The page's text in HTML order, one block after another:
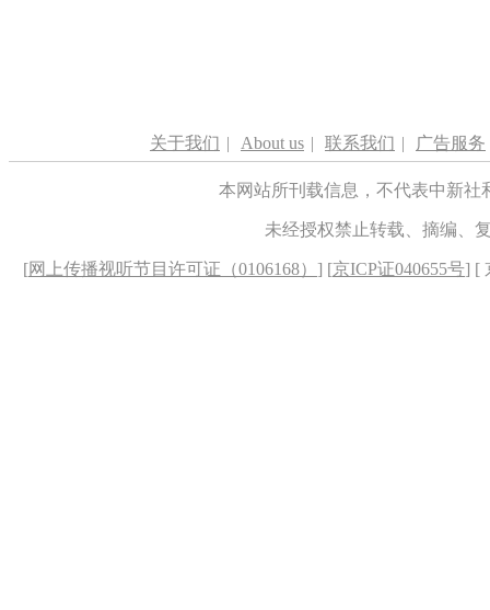
关于我们 | About us | 联系我们 | 广告服务
本网站所刊载信息，不代表中新
未经授权禁止转载、摘编、
[网上传播视听节目许可证（0106168） ] [京ICP证040655号] [